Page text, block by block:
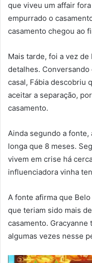
que viveu um affair
empurrado o
casamento chegou ao
Mais tarde, foi a vez
detalhes.
casal, Fábia descobriu
aceitar a separação,
casamento.
Ainda segundo a fonte,
longa que 8 meses.
vivem em crise há
influenciadora vinha
A fonte afirma que
que teriam sido mais
casamento.
algumas vezes nesse